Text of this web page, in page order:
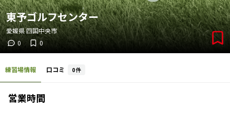
東予ゴルフセンター
愛媛県四国中央市
0
0
練習場情報 口コミ 0件
営業時間